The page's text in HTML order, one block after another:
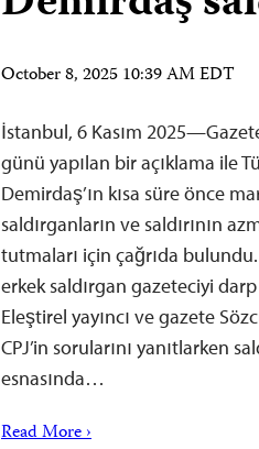
October 8, 2025 10:39 AM EDT
İstanbul, 6 Kasım
günü yapılan bir açıklama ile
Demirdaş’ın kısa süre önce
saldırganların ve saldırının
tutmaları için çağrıda
erkek saldırgan gazeteciyi
Eleştirel yayıncı ve gazete
CPJ’in sorularını yanıtlarken
esnasında…
Read More ›